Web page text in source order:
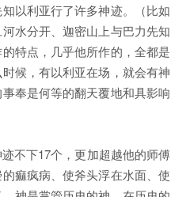
以利亚行了许多神迹。（比如
水分开、迦密山上与巴力先知
特点，几乎他所作的，全都是
候，有以利亚在场，就会有神
奉是何等的翻天覆地和具影响
不下17个，更加超越他的师傅
痲疯病、使斧头浮在水面、使